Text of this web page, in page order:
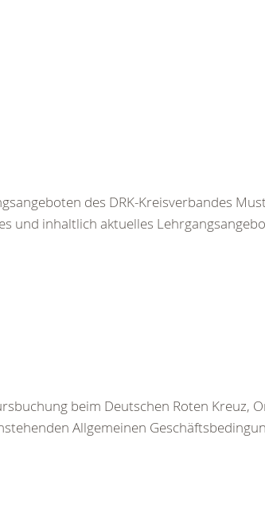
des DRK-Kreisverbandes
und inhaltlich aktuelles
beim Deutschen Roten Kreuz,
Allgemeinen